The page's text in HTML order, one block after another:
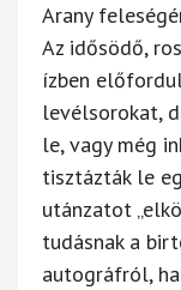
Arany
Az idősödő,
ízben
levélsorokat,
le, vagy még
tisztázták le
utánzatot
tudásnak a
autográfról,